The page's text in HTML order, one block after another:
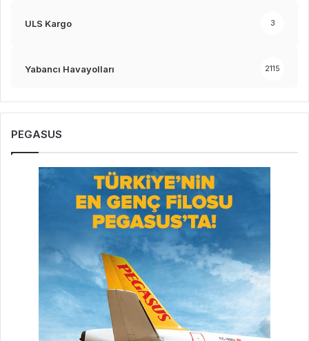
ULS Kargo 3
Yabancı Havayolları 2115
PEGASUS